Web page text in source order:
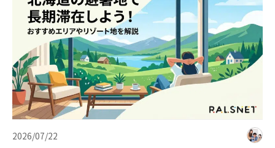
2026/07/22